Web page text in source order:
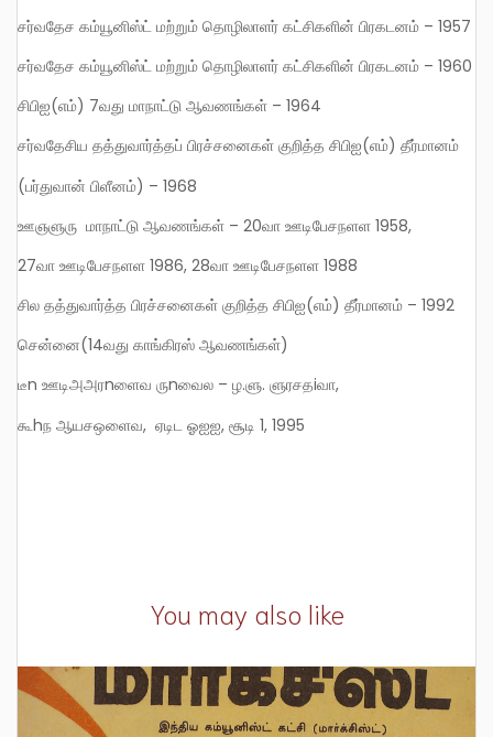
சர்வதேச கம்யூனிஸ்ட் மற்றும் தொழிலாளர் கட்சிகளின் பிரகடனம் – 1957
சர்வதேச கம்யூனிஸ்ட் மற்றும் தொழிலாளர் கட்சிகளின் பிரகடனம் – 1960
சிபிஐ(எம்) 7வது மாநாட்டு ஆவணங்கள் – 1964
சர்வதேசிய தத்துவார்த்தப் பிரச்சனைகள் குறித்த சிபிஐ(எம்) தீர்மானம்
(பர்துவான் பிளீனம்) – 1968
ஊஞளுரு மாநாட்டு ஆவணங்கள் – 20வா ஊடிபேசநளள 1958,
27வா ஊடிபேசநளள 1986, 28வா ஊடிபேசநளள 1988
சில தத்துவார்த்த பிரச்சனைகள் குறித்த சிபிஐ(எம்) தீர்மானம் – 1992
சென்னை(14வது காங்கிரஸ் ஆவணங்கள்)
டீn ஊடிஅஅரnளைவ ருnவைல – ழ.ளு. ளுரசதiவா,
கூhந ஆயசஒளைவ, ஏடிட ஓஐஐ, சூடி 1, 1995
You may also like